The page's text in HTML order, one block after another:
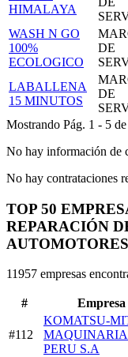
HIMALAYA
WASH N GO
100%
ECOLOGICO
DE
LABALLENA
15 MINUTOS
DE
Mostrando Pág. 1 - 5 de
No hay información de
No hay contrataciones
TOP 50
REPARACIÓN
AUTOMOTORES
11957 empresas
# Empresa
#112
KOMATSU-
PERU S.A